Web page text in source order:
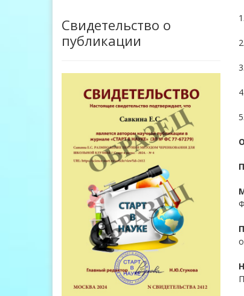
Свидетельство о
публикации